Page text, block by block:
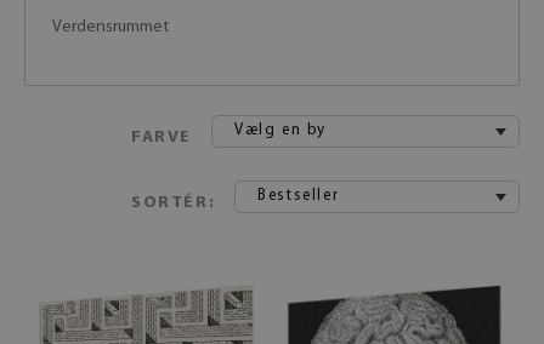
Verdensrummet
FARVE Vælg en by
SORTÉR: Bestseller